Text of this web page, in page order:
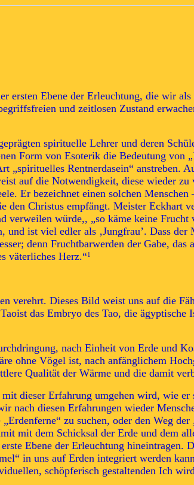
ersten Ebene der Erleuchtung, die wir
und zeitlosen Zustand
spirituelle Lehrer und deren
Form von Esoterik die Bedeutung
„spirituelles Rentnerdasein“
auf die Notwendigkeit, diese wieder
Er bezeichnet einen solchen
den Christus empfängt. Meister Eckhart
verweilen würde,, „so käme keine
und ist viel edler als ‚Jungfrau’. Dass
denn Fruchtbarwerden der Gabe,
väterliches Herz.“1
verehrt. Dieses Bild weist uns auf die
das Embryo des Tao, die
nach Einheit von Erde und
ohne Vögel ist, nach anfänglichem
Qualität der Wärme und die damit
dieser Erfahrung umgehen wird, wie
nach diesen Erfahrungen wieder
zu suchen, oder den Weg
mit dem Schicksal der Erde und dem
Ebene der Erleuchtung
in uns auf Erden integriert werden
schöpferisch gestaltenden Ich